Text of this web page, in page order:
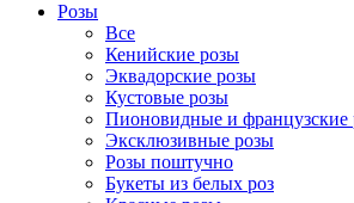
Розы
Все
Кенийские розы
Эквадорские розы
Кустовые розы
Пионовидные и французские
Эксклюзивные розы
Розы поштучно
Букеты из белых роз